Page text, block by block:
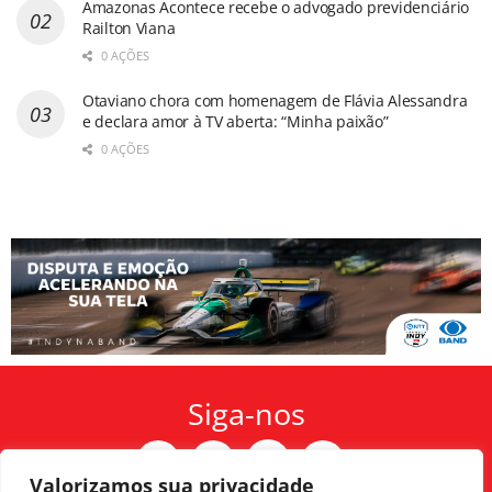
Valorizamos sua privacidade
Amazonas Acontece recebe o advogado previdenciário
Railton Viana
0 AÇÕES
Otaviano chora com homenagem de Flávia Alessandra
e declara amor à TV aberta: “Minha paixão”
0 AÇÕES
Siga-nos